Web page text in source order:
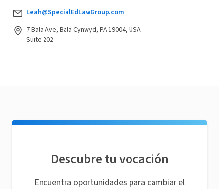
Leah@SpecialEdLawGroup.com
7 Bala Ave, Bala Cynwyd, PA 19004, USA
Suite 202
Descubre tu vocación
Encuentra oportunidades para cambiar el